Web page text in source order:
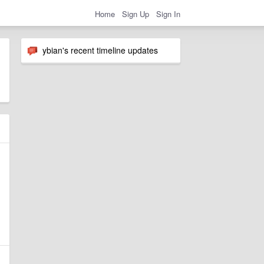
Home Sign Up Sign In
ybian's recent timeline updates